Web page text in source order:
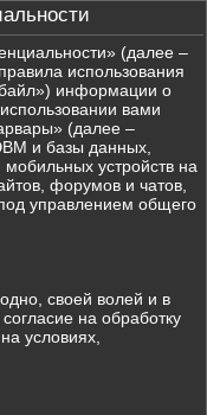
(далее –
использования
информации о
вами
(далее –
и базы данных,
устройств на
форумов и чатов,
управлением общего
своей волей и в
на обработку
условиях,